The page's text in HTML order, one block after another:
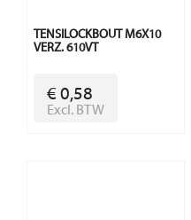
TENSILOCKBOUT M6X10
VERZ. 610VT
€ 0,58
Excl. BTW